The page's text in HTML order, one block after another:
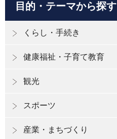
目的・テーマから探す
くらし・手続き
健康福祉・子育て教育
観光
スポーツ
産業・まちづくり